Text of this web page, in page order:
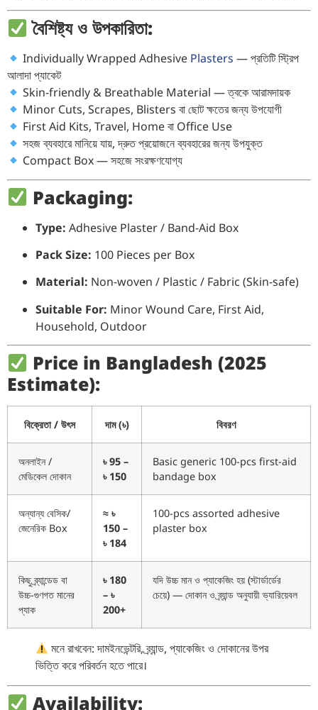
বৈশিষ্ট্য ও উপকারিতা:
Individually Wrapped Adhesive Plasters — প্রতিটি স্ট্রিপ
আলাদা প্যাকেট
Skin-friendly & Breathable Material — ত্বকে আরামদায়ক
Minor Cuts, Scrapes, Blisters বা ছোট ক্ষতের জন্য উপযোগী
First Aid Kits, Travel, Home বা Office Use
সহজ ব্যবহারে মানিয়ে যায়, দ্রুত প্রয়োজনে ব্যবহারের জন্য উপযুক্ত
Compact Box — সহজে সংরক্ষণযোগ্য
Packaging:
Type: Adhesive Plaster / Band-Aid Box
Pack Size: 100 Pieces per Box
Material: Non-woven / Plastic / Fabric (Skin-safe)
Suitable For: Minor Wound Care, First Aid,
Household, Outdoor
Price in Bangladesh (2025
Estimate):
বিক্রেতা / উৎস দাম (৳) বিবরণ
অনলাইন /
মেডিকেল দোকান
৳ 95 –
৳ 150
Basic generic 100-pcs first-aid
bandage box
অন্যান্য বেসিক/
জেনেরিক Box
≈ ৳
150 –
৳ 184
100-pcs assorted adhesive
plaster box
কিছু ব্র্যান্ডেড বা
উচ্চ-গুণগত মানের
প্যাক
৳ 180
– ৳
200+
যদি উচ্চ মান ও প্যাকেজিং হয় (স্টার্ডার্ডের
চেয়ে) — দোকান ও ব্র্যান্ড অনুযায়ী ভ্যারিয়েবল
মনে রাখবেন: দামইনভেন্টরি, ব্র্যান্ড, প্যাকেজিং ও দোকানের উপর
ভিত্তি করে পরিবর্তন হতে পারে।
Availability: